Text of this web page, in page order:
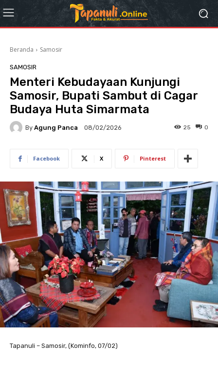
Beranda Samosir
SAMOSIR
Menteri Kebudayaan Kunjungi
Samosir, Bupati Sambut di Cagar
Budaya Huta Simarmata
By Agung Panca 08/02/2026 0
25
Facebook X Pinterest
Tapanuli – Samosir, (Kominfo, 07/02)